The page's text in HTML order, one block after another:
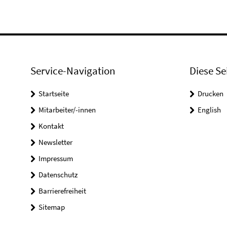
Service-Navigation
Startseite
Mitarbeiter/-innen
Kontakt
Newsletter
Impressum
Datenschutz
Barrierefreiheit
Sitemap
Diese
Drucken
English